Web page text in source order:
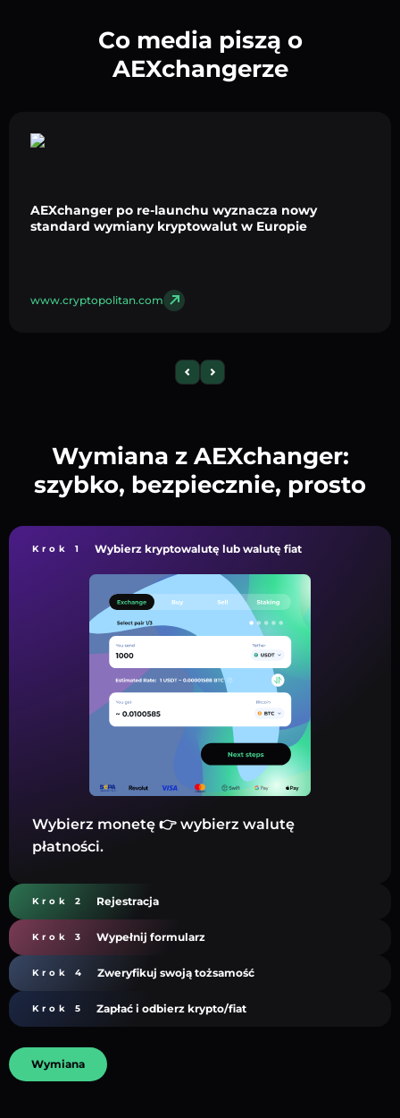
Co media piszą o
AEXchangerze
AEXchanger po re-launchu wyznacza nowy
standard wymiany kryptowalut w Europie
www.cryptopolitan.com
Wymiana z AEXchanger:
szybko, bezpiecznie, prosto
Krok 1 Wybierz kryptowalutę lub walutę fiat
Wybierz monetę 👉 wybierz walutę
płatności.
Krok 2 Rejestracja
Krok 3 Wypełnij formularz
Krok 4 Zweryfikuj swoją tożsamość
Krok 5 Zapłać i odbierz krypto/fiat
Wymiana